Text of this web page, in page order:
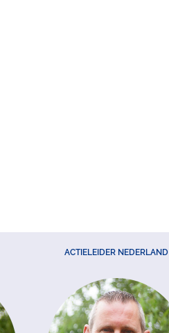
ACTIELEIDER NEDERLAND